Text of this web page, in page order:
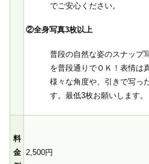
でご安心ください。
②全身写真3枚以上
普段の自然な姿のスナップ
を普段通りでＯＫ！表情は
様々な角度や、引きで写っ
す。最低3枚お願いします。
料
金
2,500円